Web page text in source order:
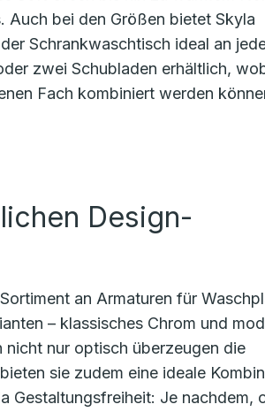
bei den Größen bietet Skyla
Schrankwaschtisch ideal an
zwei Schubladen erhältlich,
Fach kombiniert werden
Design-
an Armaturen für
– klassisches Chrom und
nur optisch überzeugen die
sie zudem eine ideale
Gestaltungsfreiheit: Je nachdem,